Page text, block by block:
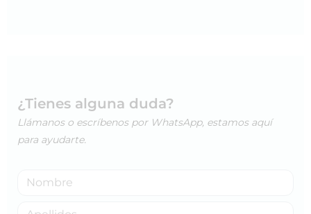
¿Tienes alguna duda?
Llámanos o escríbenos por WhatsApp, estamos aquí
para ayudarte.